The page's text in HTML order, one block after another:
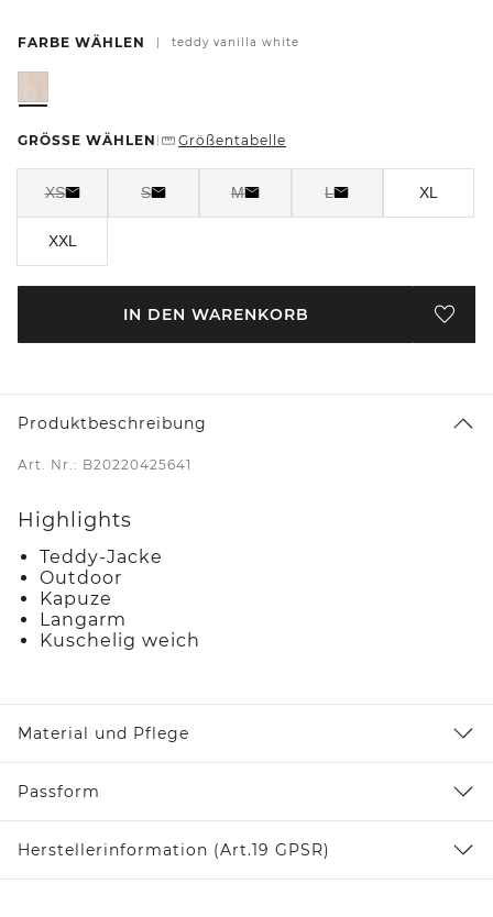
FARBE WÄHLEN teddy vanilla white
GRÖSSE WÄHLEN Größentabelle
XS S M L XL
XXL
IN DEN WARENKORB
Produktbeschreibung
Art. Nr.: B20220425641
Highlights
Teddy-Jacke
Outdoor
Kapuze
Langarm
Kuschelig weich
Material und Pflege
Passform
Herstellerinformation (Art.19 GPSR)